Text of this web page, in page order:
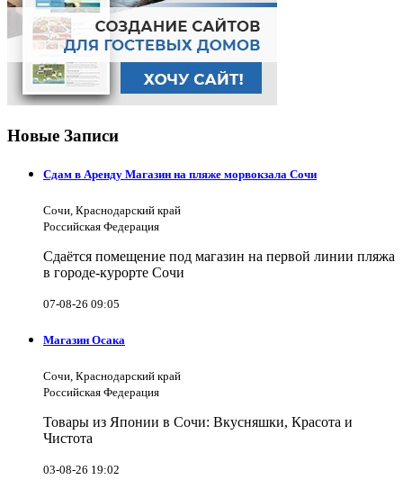
Новые Записи
Сдам в Аренду Магазин на пляже морвокзала Сочи
Сочи, Краснодарский край
Российская Федерация
Сдаётся помещение под магазин на первой линии пляжа
в городе-курорте Сочи
07-08-26 09:05
Магазин Осака
Сочи, Краснодарский край
Российская Федерация
Товары из Японии в Сочи: Вкусняшки, Красота и
Чистота
03-08-26 19:02